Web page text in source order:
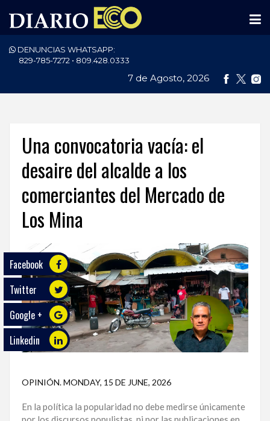
DENUNCIAS WHATSAPP:
829-785-7272 • 809.428.0333
7 de Agosto, 2026
PORTADA
ECONOMÍA
ENTRETENIMIENTO
TECNOLOGÍA
ECO
PLAY
TRABAJOS
DE
PROVINCIAS
DISTRITO
Una convocatoria vacía: el
desaire del alcalde a los
comerciantes del Mercado de
Los Mina
Facebook
Twitter
Google +
Linkedin
OPINIÓN.MONDAY, 15 DE JUNE, 2026
En la política la popularidad no debe medirse únicamente